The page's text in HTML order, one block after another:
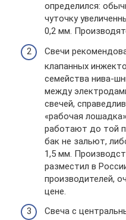
определился:
чуточку
0,2 мм.
Свечи
клапанных
семейства нива-
между
свечей,
«рабочая
работают до той
бак не зальют,
1,5 мм.
разместил в
производителей,
цене.
Свеча с